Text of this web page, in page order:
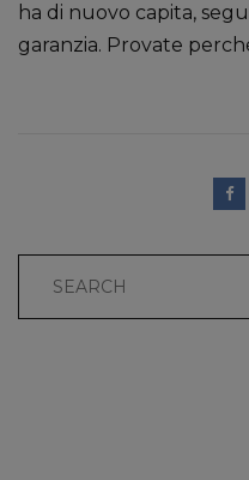
ha di nuovo capita,
garanzia. Provate